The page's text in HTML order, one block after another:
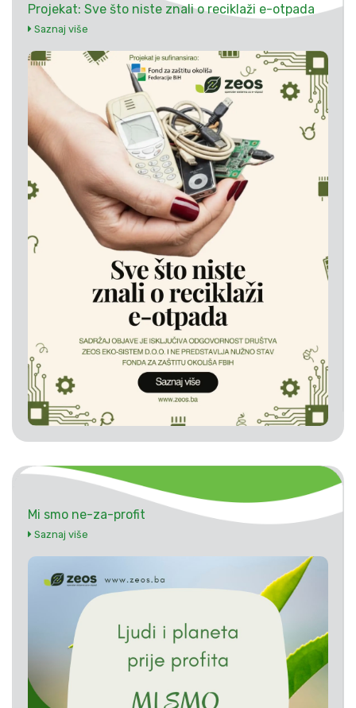
Projekat: Sve što niste znali o reciklaži e-otpada
Saznaj više
Mi smo ne-za-profit
Saznaj više